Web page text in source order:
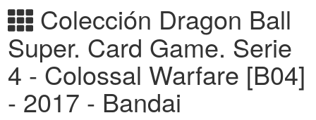
Colección Dragon Ball
Super. Card Game. Serie
4 - Colossal Warfare [B04]
- 2017 - Bandai